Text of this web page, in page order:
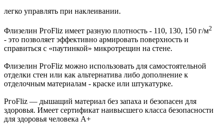
легко управлять при наклеивании.
Флизелин РгоFliz имеет разную плотность - 110, 130, 150 г/м2
- это позволяет эффективно армировать поверхность и
справиться с «паутинкой» микротрещин на стене.
Флизелин РгоFliz можно использовать для самостоятельной
отделки стен или как альтернатива либо дополнение к
отделочным материалам - краске или штукатурке.
РгоFliz — дышащий материал без запаха и безопасен для
здоровья. Имеет сертификат наивысшего класса безопасности
для здоровья человека A+